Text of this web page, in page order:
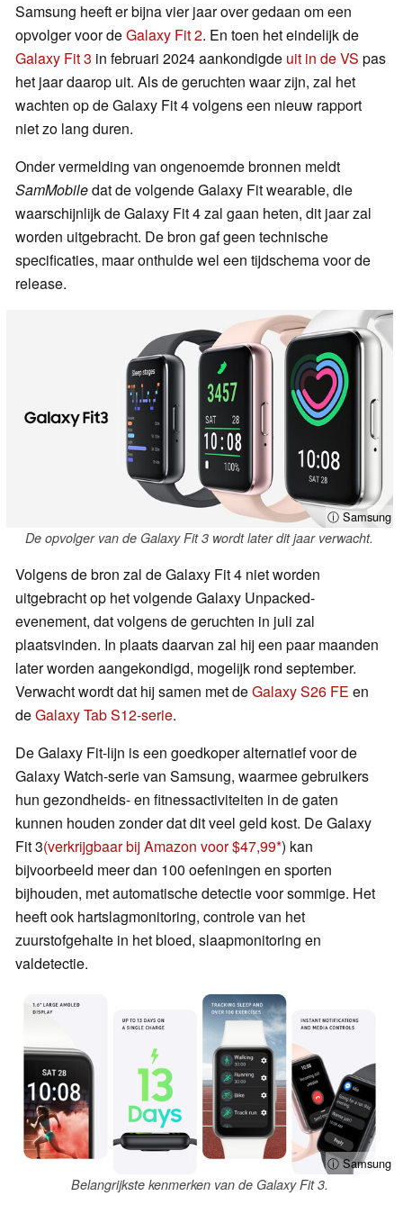
Samsung heeft er bijna vier jaar over gedaan om een
opvolger voor deGalaxy Fit 2. En toen het eindelijk de
Galaxy Fit 3 in februari 2024 aankondigde uit in de VS pas
het jaar daarop uit. Als de geruchten waar zijn, zal het
wachten op de Galaxy Fit 4 volgens een nieuw rapport
niet zo lang duren.
Onder vermelding van ongenoemde bronnen meldt
SamMobiledat de volgende Galaxy Fit wearable, die
waarschijnlijk de Galaxy Fit 4 zal gaan heten, dit jaar zal
worden uitgebracht. De bron gaf geen technische
specificaties, maar onthulde wel een tijdschema voor de
release.
ⓘ Samsung
De opvolger van de Galaxy Fit 3 wordt later dit jaar verwacht.
Volgens de bron zal de Galaxy Fit 4 niet worden
uitgebracht op het volgende Galaxy Unpacked-
evenement, dat volgens de geruchten in juli zal
plaatsvinden. In plaats daarvan zal hij een paar maanden
later worden aangekondigd, mogelijk rond september.
Verwacht wordt dat hij samen met deGalaxy S26 FE en
deGalaxy Tab S12-serie.
De Galaxy Fit-lijn is een goedkoper alternatief voor de
Galaxy Watch-serie van Samsung, waarmee gebruikers
hun gezondheids- en fitnessactiviteiten in de gaten
kunnen houden zonder dat dit veel geld kost. De Galaxy
Fit 3(verkrijgbaar bij Amazon voor $47,99 ) kan
bijvoorbeeld meer dan 100 oefeningen en sporten
bijhouden, met automatische detectie voor sommige. Het
heeft ook hartslagmonitoring, controle van het
zuurstofgehalte in het bloed, slaapmonitoring en
valdetectie.
ⓘ Samsung
Belangrijkste kenmerken van de Galaxy Fit 3.